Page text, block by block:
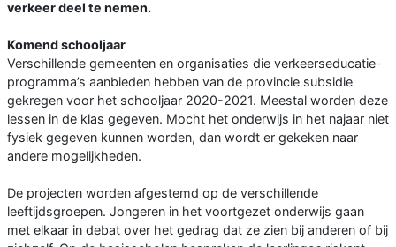
verkeer deel te nemen.
Komend schooljaar
Verschillende gemeenten en organisaties die verkeerseducatie-
programma’s aanbieden hebben van de provincie subsidie
gekregen voor het schooljaar 2020-2021. Meestal worden deze
lessen in de klas gegeven. Mocht het onderwijs in het najaar niet
fysiek gegeven kunnen worden, dan wordt er gekeken naar
andere mogelijkheden.
De projecten worden afgestemd op de verschillende
leeftijdsgroepen. Jongeren in het voortgezet onderwijs gaan
met elkaar in debat over het gedrag dat ze zien bij anderen of bij